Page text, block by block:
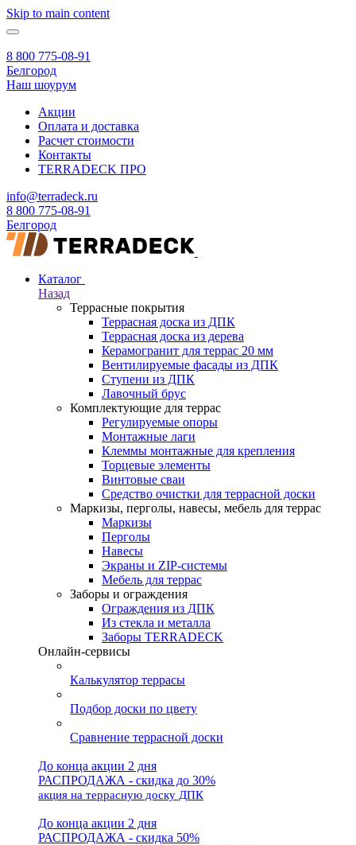
Skip to main content
8 800 775-08-91
Белгород
Наш шоурум
Акции
Оплата и доставка
Расчет стоимости
Контакты
TERRADECK ПРО
info@terradeck.ru
8 800 775-08-91
Белгород
Каталог
Назад
Террасные покрытия
Террасная доска из ДПК
Террасная доска из дерева
Керамогранит для террас 20 мм
Вентилируемые фасады из ДПК
Ступени из ДПК
Лавочный брус
Комплектующие для террас
Регулируемые опоры
Монтажные лаги
Клеммы монтажные для крепления
Торцевые элементы
Винтовые сваи
Средство очистки для террасной доски
Маркизы, перголы, навесы, мебель для террас
Маркизы
Перголы
Навесы
Экраны и ZIP-системы
Мебель для террас
Заборы и ограждения
Ограждения из ДПК
Из стекла и металла
Заборы TERRADECK
Онлайн-сервисы
Калькулятор террасы
Подбор доски по цвету
Сравнение террасной доски
До конца акции 2 дня
РАСПРОДАЖА - скидка до 30%
акция на террасную доску ДПК
До конца акции 2 дня
РАСПРОДАЖА - скидка 50%